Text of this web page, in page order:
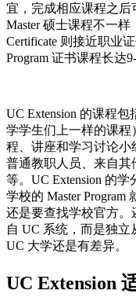
宜，完成相应课程之后
Master 硕士课程不一样
Certificate 则接近职业
Program 证书课程长达9-
UC Extension 的课程
学学生们上一样的课
程、讲座和学习讨论小
普通教职人员、来自
等。UC Extension 的
学校的 Master Program
还是要查找学校官方。
自 UC 系统，而是独
UC 大学还是有差异。
UC Extension